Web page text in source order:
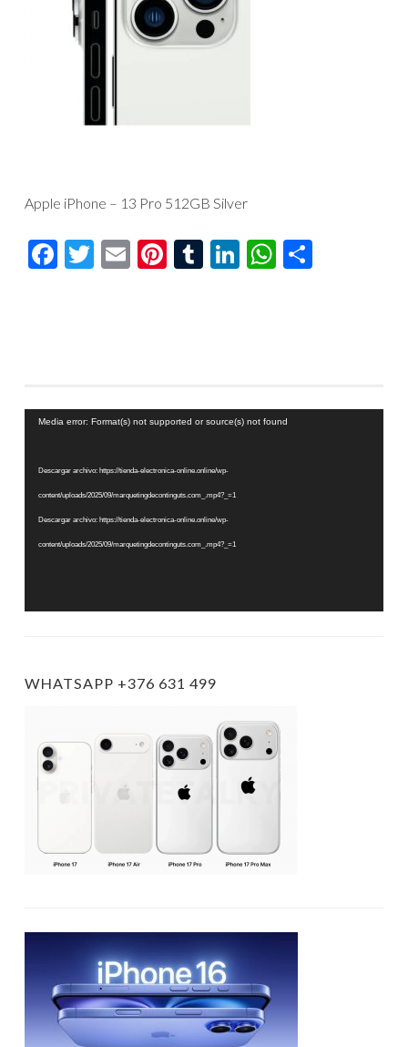
Apple iPhone – 13 Pro 512GB Silver
Facebook
Twitter
EmailPinterest
Tumblr
LinkedIn
Reproductor
vídeo
Media error: Format(s) not supported or source(s) not found
Descargar archivo: https://tienda-electronica-online.online/wp-
content/uploads/2025/09/marquetingdecontinguts.com_.mp4?_=1
Descargar archivo: https://tienda-electronica-online.online/wp-
content/uploads/2025/09/marquetingdecontinguts.com_.mp4?_=1
WHATSAPP +376 631 499